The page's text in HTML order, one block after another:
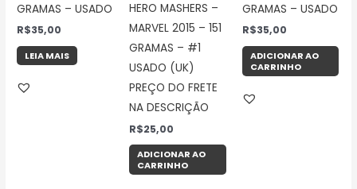
GRAMAS – USADO
R$35,00
LEIA MAIS
HERO MASHERS –
MARVEL 2015 – 151
GRAMAS – #1
USADO (UK)
PREÇO DO FRETE
NA DESCRIÇÃO
R$25,00
ADICIONAR AO
CARRINHO
GRAMAS – USADO
R$35,00
ADICIONAR AO
CARRINHO